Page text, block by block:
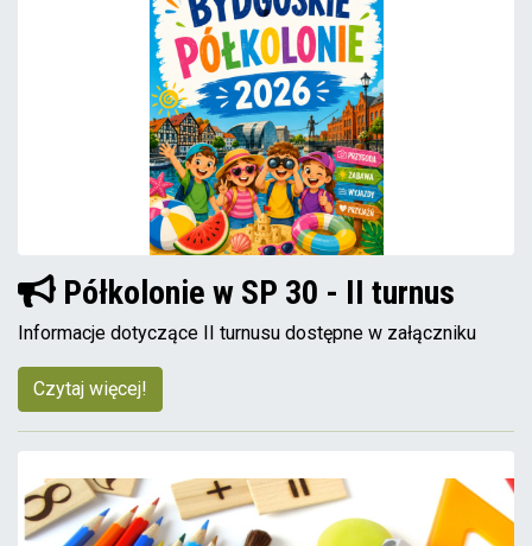
Półkolonie w SP 30 - II turnus
Informacje dotyczące II turnusu dostępne w załączniku
Czytaj więcej!